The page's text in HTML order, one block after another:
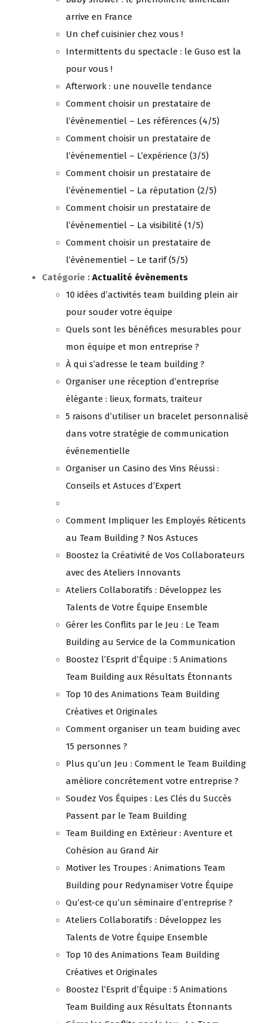
arrive en France
Un chef cuisinier chez vous !
Intermittents du spectacle : le Guso est la
pour vous !
Afterwork : une nouvelle tendance
Comment choisir un prestataire de
l’événementiel – Les références (4/5)
Comment choisir un prestataire de
l’événementiel – L’expérience (3/5)
Comment choisir un prestataire de
l’événementiel – La réputation (2/5)
Comment choisir un prestataire de
l’événementiel – La visibilité (1/5)
Comment choisir un prestataire de
l’événementiel – Le tarif (5/5)
Catégorie : Actualité évènements
10 idées d’activités team building plein air
pour souder votre équipe
Quels sont les bénéfices mesurables pour
mon équipe et mon entreprise ?
À qui s’adresse le team building ?
Organiser une réception d’entreprise
élégante : lieux, formats, traiteur
5 raisons d’utiliser un bracelet personnalisé
dans votre stratégie de communication
événementielle
Organiser un Casino des Vins Réussi :
Conseils et Astuces d’Expert
Comment Impliquer les Employés Réticents
au Team Building ? Nos Astuces
Boostez la Créativité de Vos Collaborateurs
avec des Ateliers Innovants
Ateliers Collaboratifs : Développez les
Talents de Votre Équipe Ensemble
Gérer les Conflits par le Jeu : Le Team
Building au Service de la Communication
Boostez l’Esprit d’Équipe : 5 Animations
Team Building aux Résultats Étonnants
Top 10 des Animations Team Building
Créatives et Originales
Comment organiser un team buiding avec
15 personnes ?
Plus qu’un Jeu : Comment le Team Building
améliore concrètement votre entreprise ?
Soudez Vos Équipes : Les Clés du Succès
Passent par le Team Building
Team Building en Extérieur : Aventure et
Cohésion au Grand Air
Motiver les Troupes : Animations Team
Building pour Redynamiser Votre Équipe
Qu’est-ce qu’un séminaire d’entreprise ?
Ateliers Collaboratifs : Développez les
Talents de Votre Équipe Ensemble
Top 10 des Animations Team Building
Créatives et Originales
Boostez l’Esprit d’Équipe : 5 Animations
Team Building aux Résultats Étonnants